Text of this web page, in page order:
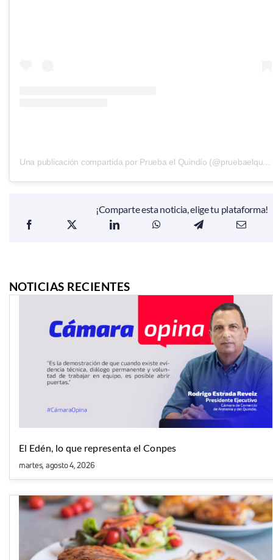
Una publicación compartida por Prueba el Quindío (@pruebaelquindio)
¡Comparte esta noticia, elige tu plataforma!
NOTICIAS RECIENTES
El Edén, lo que representa el Conpes
martes, agosto 4, 2026